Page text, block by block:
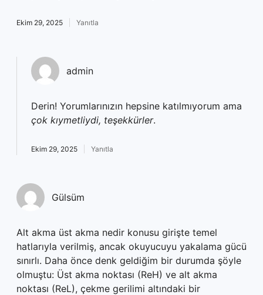
Ekim 29, 2025 Yanıtla
admin
Derin! Yorumlarınızın hepsine katılmıyorum ama
çok kıymetliydi, teşekkürler.
Ekim 29, 2025 Yanıtla
Gülsüm
Alt akma üst akma nedir konusu girişte temel
hatlarıyla verilmiş, ancak okuyucuyu yakalama gücü
sınırlı. Daha önce denk geldiğim bir durumda şöyle
olmuştu: Üst akma noktası (ReH) ve alt akma
noktası (ReL), çekme gerilimi altındaki bir